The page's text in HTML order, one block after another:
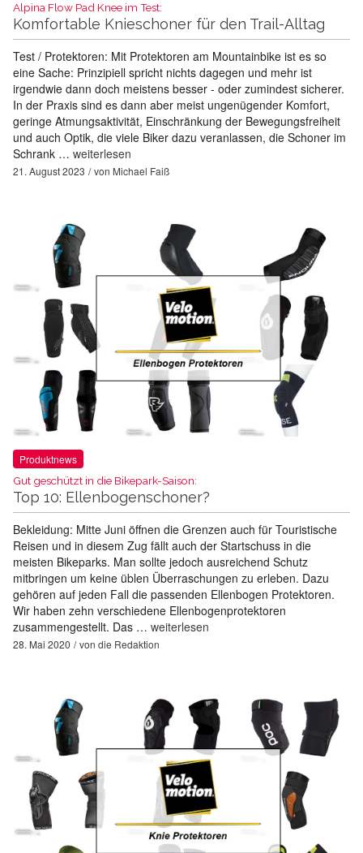
Alpina Flow Pad Knee im Test:
Komfortable Knieschoner für den Trail-Alltag
Test / Protektoren: Mit Protektoren am Mountainbike ist es so
eine Sache: Prinzipiell spricht nichts dagegen und mehr ist
irgendwie dann doch meistens besser - oder zumindest sicherer.
In der Praxis sind es dann aber meist ungenügender Komfort,
geringe Atmungsaktivität, Einschränkung der Bewegungsfreiheit
und auch Optik, die viele Biker dazu veranlassen, die Schoner im
Schrank … weiterlesen
21. August 2023 von Michael Faiß
Produktnews
Gut geschützt in die Bikepark-Saison:
Top 10: Ellenbogenschoner?
Bekleidung: Mitte Juni öffnen die Grenzen auch für Touristische
Reisen und in diesem Zug fällt auch der Startschuss in die
meisten Bikeparks. Man sollte jedoch ausreichend Schutz
mitbringen um keine üblen Überraschungen zu erleben. Dazu
gehören auf jeden Fall die passenden Ellenbogen Protektoren.
Wir haben zehn verschiedene Ellenbogenprotektoren
zusammengestellt. Das … weiterlesen
28. Mai 2020 von die Redaktion